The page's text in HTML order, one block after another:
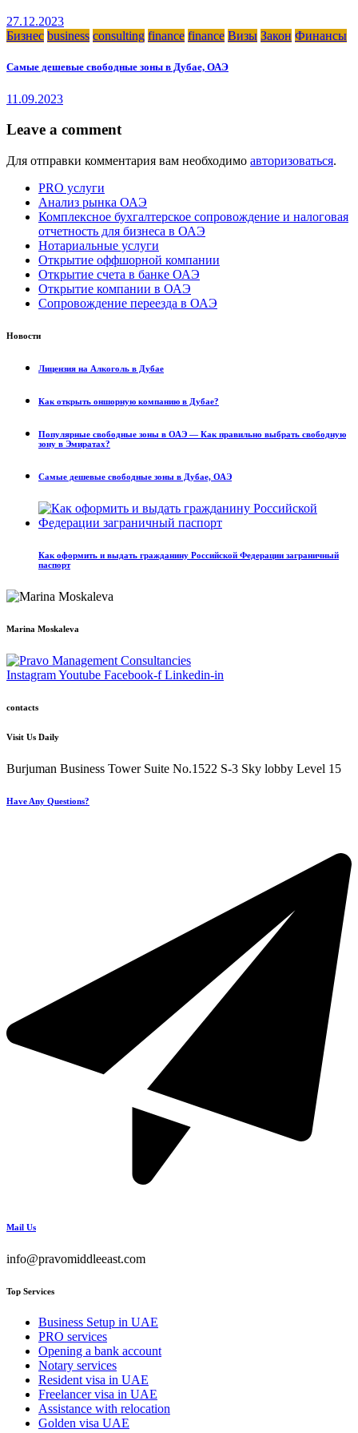
27.12.2023
Бизнес business consulting finance finance Визы Закон Финансы
Самые дешевые свободные зоны в Дубае, ОАЭ
11.09.2023
Leave a comment
Для отправки комментария вам необходимо авторизоваться.
PRO услуги
Анализ рынка ОАЭ
Комплексное бухгалтерское сопровождение и налоговая
отчетность для бизнеса в ОАЭ
Нотариальные услуги
Открытие оффшорной компании
Открытие счета в банке ОАЭ
Открытие компании в ОАЭ
Сопровождение переезда в ОАЭ
Новости
Лицензия на Алкоголь в Дубае
Как открыть оншорную компанию в Дубае?
Популярные свободные зоны в ОАЭ — Как правильно выбрать свободную
зону в Эмиратах?
Самые дешевые свободные зоны в Дубае, ОАЭ
Как оформить и выдать гражданину Российской Федерации заграничный
паспорт
Marina Moskaleva
InstagramYoutube Facebook-f Linkedin-in
contacts
Visit Us Daily
Burjuman Business Tower Suite No.1522 S-3 Sky lobby Level 15
Have Any Questions?
Mail Us
info@pravomiddleeast.com
Top Services
Business Setup in UAE
PRO services
Opening a bank account
Notary services
Resident visa in UAE
Freelancer visa in UAE
Assistance with relocation
Golden visa UAE